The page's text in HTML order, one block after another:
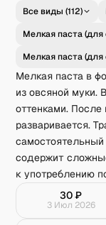
Все виды (112)
Мелкая паста (для
Мелкая паста (для
Мелкая паста в
из овсяной муки.
оттенками. После
разваривается.
самостоятельный
содержит
к употреблению
30₽
3 Июл 2026